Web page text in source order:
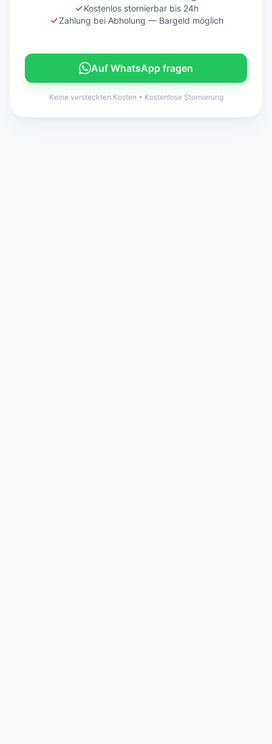
Kostenlos stornierbar bis 24h
Zahlung bei Abholung — Bargeld möglich
Auf WhatsApp fragen
Keine versteckten Kosten • Kostenlose Stornierung